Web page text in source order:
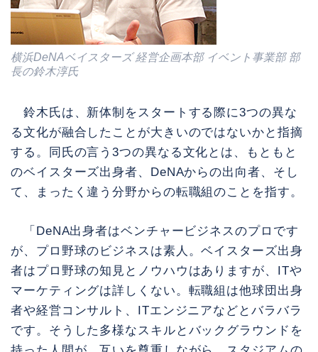
横浜DeNAベイスターズ 経営企画本部 イベント事業部 部
長の鈴木淳氏
鈴木氏は、新体制をスタートする際に3つの異な
る文化が融合したことが大きいのではないかと指摘
する。同氏の言う3つの異なる文化とは、もともと
のベイスターズ出身者、DeNAからの出向者、そし
て、まったく違う分野からの転職組のことを指す。
「DeNA出身者はベンチャービジネスのプロです
が、プロ野球のビジネスは素人。ベイスターズ出身
者はプロ野球の知見とノウハウはありますが、ITや
マーケティングは詳しくない。転職組は他球団出身
者や経営コンサルト、ITエンジニアなどとバラバラ
です。そうした多様なスキルとバックグラウンドを